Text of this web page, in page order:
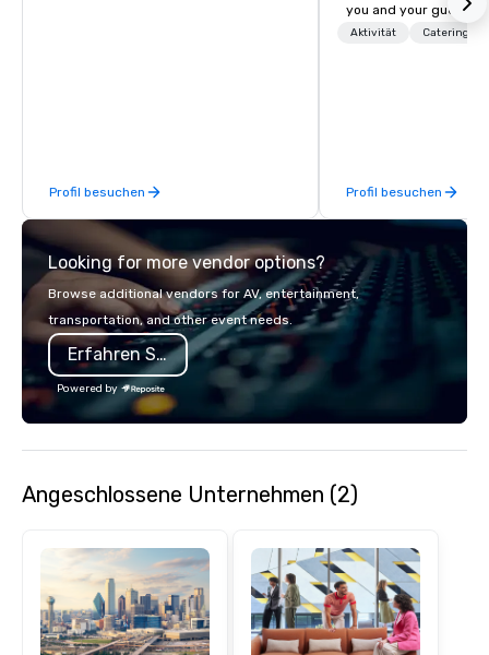
Profil besuchen
you and your guests
memories and
catering industry.
Aktivität Catering
Profil besuchen
Looking for more vendor options?
Browse additional vendors for AV, entertainment,
transportation, and other event needs.
Erfahren Sie mehr
Powered by
Angeschlossene Unternehmen (2)